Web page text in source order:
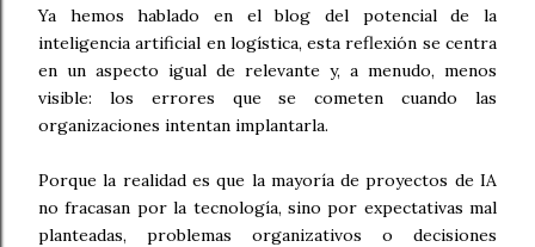
Ya hemos hablado en el blog del potencial de la
inteligencia artificial en logística, esta reflexión se centra
en un aspecto igual de relevante y, a menudo, menos
visible: los errores que se cometen cuando las
organizaciones intentan implantarla.
Porque la realidad es que la mayoría de proyectos de IA
no fracasan por la tecnología, sino por expectativas mal
planteadas, problemas organizativos o decisiones